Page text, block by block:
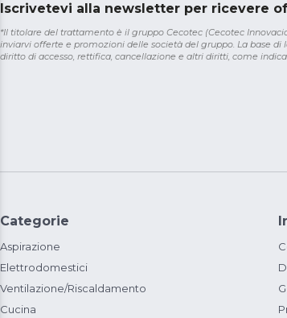
Iscrivetevi alla newsletter per ricevere
*Il titolare del trattamento è il gruppo Cecotec (Cecotec
inviarvi offerte e promozioni delle società del gruppo. La base
diritto di accesso, rettifica, cancellazione e altri diritti, come
Categorie
Aspirazione
Elettrodomestici
Ventilazione/Riscaldamento
Cucina